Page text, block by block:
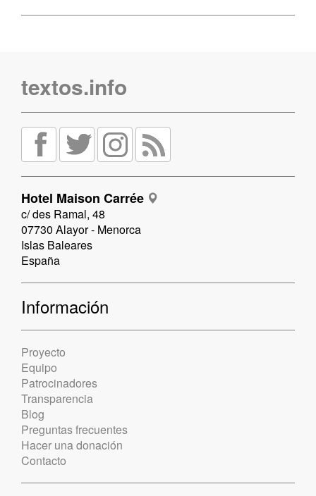
textos.info
Hotel Maison Carrée
c/ des Ramal, 48
07730 Alayor - Menorca
Islas Baleares
España
Información
Proyecto
Equipo
Patrocinadores
Transparencia
Blog
Preguntas frecuentes
Hacer una donación
Contacto